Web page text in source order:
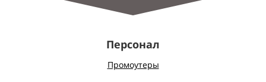
Персонал
Промоутеры